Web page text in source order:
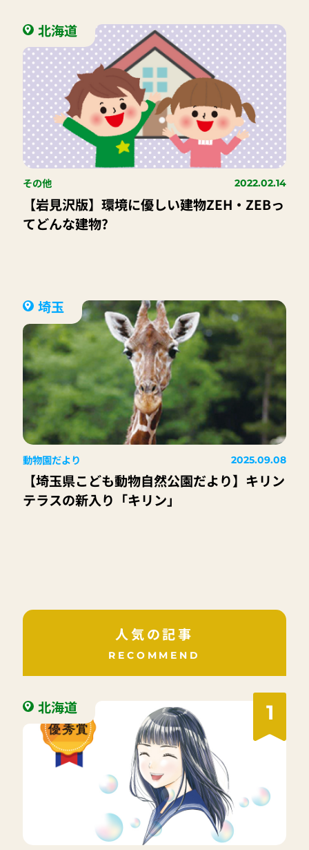
北海道
その他 2022.02.14
【岩見沢版】環境に優しい建物ZEH・ZEBっ
てどんな建物?
埼玉
動物園だより 2025.09.08
【埼玉県こども動物自然公園だより】キリン
テラスの新入り「キリン」
人気の記事
RECOMMEND
1
北海道